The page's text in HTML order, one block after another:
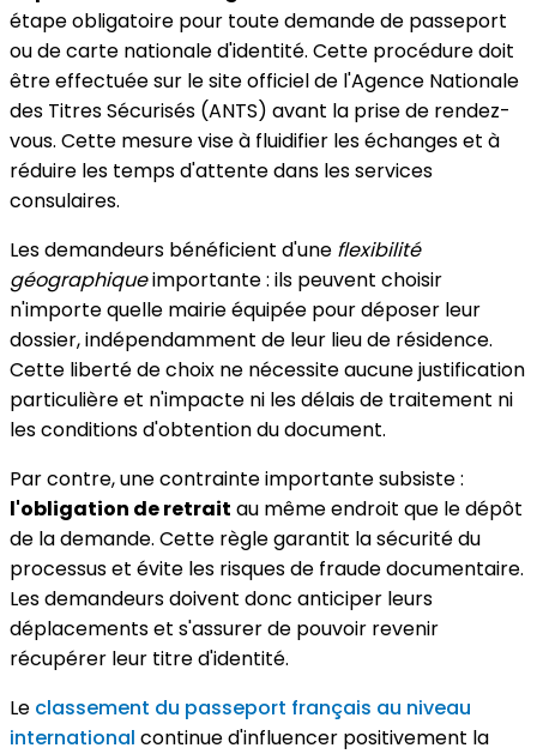
étape obligatoire pour toute demande de passeport
ou de carte nationale d'identité. Cette procédure doit
être effectuée sur le site officiel de l'Agence Nationale
des Titres Sécurisés (ANTS) avant la prise de rendez-
vous. Cette mesure vise à fluidifier les échanges et à
réduire les temps d'attente dans les services
consulaires.
Les demandeurs bénéficient d'une flexibilité
géographiqueimportante : ils peuvent choisir
n'importe quelle mairie équipée pour déposer leur
dossier, indépendamment de leur lieu de résidence.
Cette liberté de choix ne nécessite aucune justification
particulière et n'impacte ni les délais de traitement ni
les conditions d'obtention du document.
Par contre, une contrainte importante subsiste :
l'obligation de retrait au même endroit que le dépôt
de la demande. Cette règle garantit la sécurité du
processus et évite les risques de fraude documentaire.
Les demandeurs doivent donc anticiper leurs
déplacements et s'assurer de pouvoir revenir
récupérer leur titre d'identité.
Le classement du passeport français au niveau
international continue d'influencer positivement la